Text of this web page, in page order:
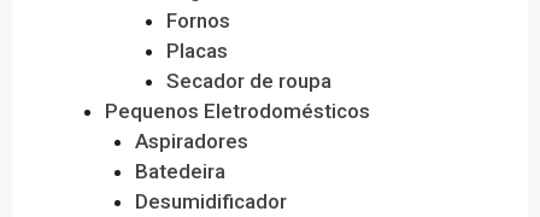
Fornos
Placas
Secador de roupa
Pequenos Eletrodomésticos
Aspiradores
Batedeira
Desumidificador